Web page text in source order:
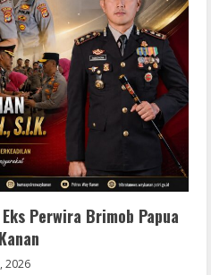
Perwira Brimob Papua
2026